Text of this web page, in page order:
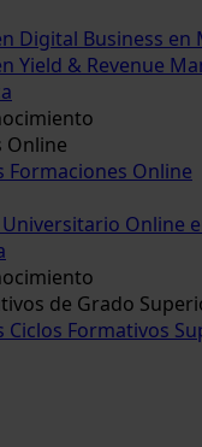
Digital Business en
Yield & Revenue
Online
Formaciones Online
Online
de Grado
Ciclos Formativos